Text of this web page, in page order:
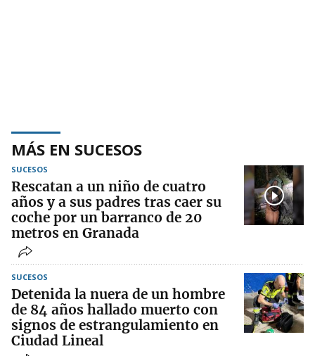
MÁS EN SUCESOS
SUCESOS
Rescatan a un niño de cuatro
años y a sus padres tras caer su
coche por un barranco de 20
metros en Granada
SUCESOS
Detenida la nuera de un hombre
de 84 años hallado muerto con
signos de estrangulamiento en
Ciudad Lineal